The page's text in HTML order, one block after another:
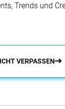
Trends und
VERPASSEN